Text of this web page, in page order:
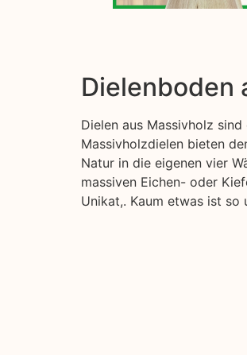
Dielenboden
Dielen aus Massivholz
Massivholzdielen bieten
Natur in die eigenen vier
massiven Eichen- oder
Unikat,. Kaum etwas ist